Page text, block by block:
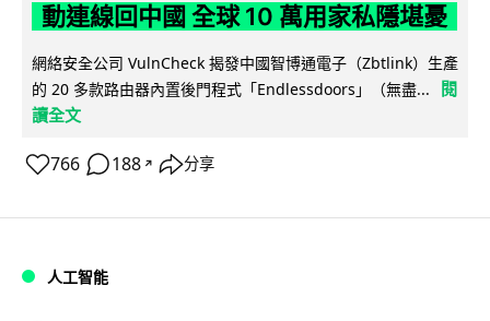
動連線回中國 全球 10 萬用家私隱堪憂
網絡安全公司 VulnCheck 揭發中國智博通電子（Zbtlink）生產
的 20 多款路由器內置後門程式「Endlessdoors」（無盡...
閱
讀全文
766 188 ↗ 分享
人工智能